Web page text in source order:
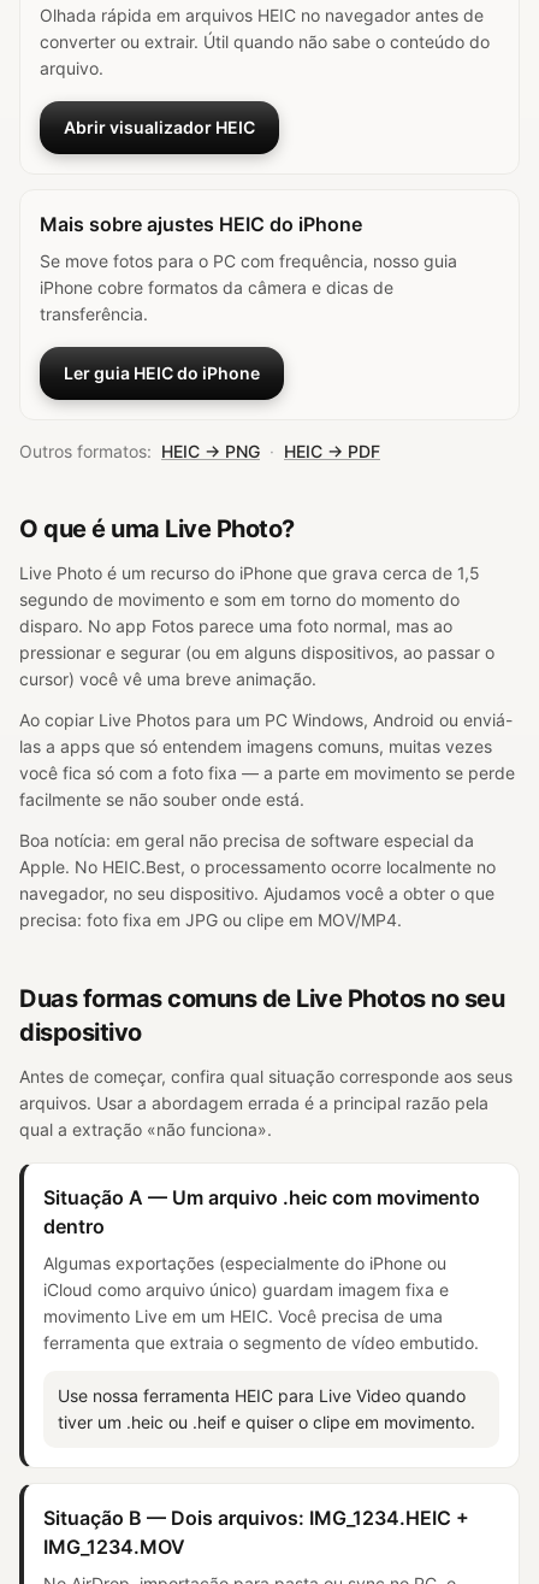
Olhada rápida em arquivos HEIC no navegador antes de
converter ou extrair. Útil quando não sabe o conteúdo do
arquivo.
Abrir visualizador HEIC
Mais sobre ajustes HEIC do iPhone
Se move fotos para o PC com frequência, nosso guia
iPhone cobre formatos da câmera e dicas de
transferência.
Ler guia HEIC do iPhone
Outros formatos: HEIC → PNG · HEIC → PDF
O que é uma Live Photo?
Live Photo é um recurso do iPhone que grava cerca de 1,5
segundo de movimento e som em torno do momento do
disparo. No app Fotos parece uma foto normal, mas ao
pressionar e segurar (ou em alguns dispositivos, ao passar o
cursor) você vê uma breve animação.
Ao copiar Live Photos para um PC Windows, Android ou enviá-
las a apps que só entendem imagens comuns, muitas vezes
você fica só com a foto fixa — a parte em movimento se perde
facilmente se não souber onde está.
Boa notícia: em geral não precisa de software especial da
Apple. No HEIC.Best, o processamento ocorre localmente no
navegador, no seu dispositivo. Ajudamos você a obter o que
precisa: foto fixa em JPG ou clipe em MOV/MP4.
Duas formas comuns de Live Photos no seu
dispositivo
Antes de começar, confira qual situação corresponde aos seus
arquivos. Usar a abordagem errada é a principal razão pela
qual a extração «não funciona».
Situação A — Um arquivo .heic com movimento
dentro
Algumas exportações (especialmente do iPhone ou
iCloud como arquivo único) guardam imagem fixa e
movimento Live em um HEIC. Você precisa de uma
ferramenta que extraia o segmento de vídeo embutido.
Use nossa ferramenta HEIC para Live Video quando
tiver um .heic ou .heif e quiser o clipe em movimento.
Situação B — Dois arquivos: IMG_1234.HEIC +
IMG_1234.MOV